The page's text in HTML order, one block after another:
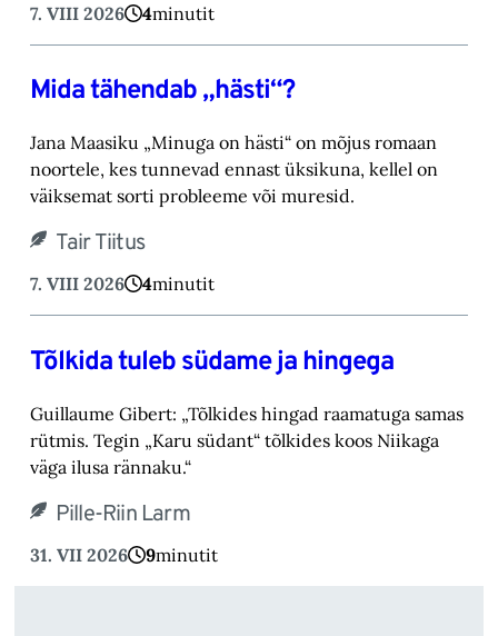
7. VIII 2026 4minutit
Mida tähendab „hästi“?
Jana Maasiku „Minuga on hästi“ on mõjus romaan
noortele, kes tunnevad ennast üksikuna, ‎kellel on
väiksemat sorti probleeme või muresid.‎
Tair Tiitus
7. VIII 2026 4minutit
Tõlkida tuleb südame ja hingega
Guillaume Gibert: „Tõlkides hingad raamatuga samas
rütmis. Tegin „Karu südant“ tõlkides koos Niikaga
väga ilusa rännaku.“
Pille-Riin Larm
31. VII 2026 9minutit